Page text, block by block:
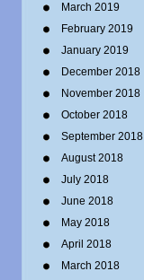
March 2019
February 2019
January 2019
December 2018
November 2018
October 2018
September 2018
August 2018
July 2018
June 2018
May 2018
April 2018
March 2018